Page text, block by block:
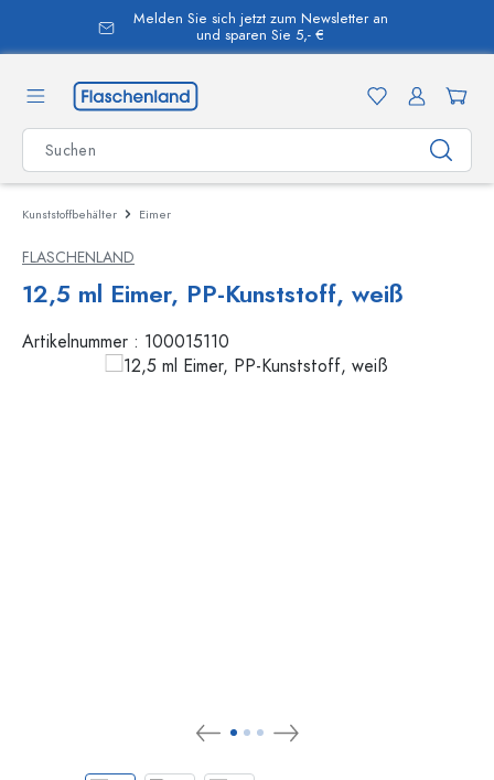
springen
Melden Sie sich jetzt zum Newsletter an
und sparen Sie 5,- €
Kunststoffbehälter Eimer
FLASCHENLAND
12,5 ml Eimer, PP-Kunststoff, weiß
Artikelnummer : 100015110